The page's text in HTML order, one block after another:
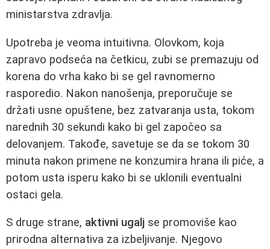
ministarstva zdravlja.
Upotreba je veoma intuitivna. Olovkom, koja
zapravo podseća na četkicu, zubi se premazuju od
korena do vrha kako bi se gel ravnomerno
rasporedio. Nakon nanošenja, preporučuje se
držati usne opuštene, bez zatvaranja usta, tokom
narednih 30 sekundi kako bi gel započeo sa
delovanjem. Takođe, savetuje se da se tokom 30
minuta nakon primene ne konzumira hrana ili piće, a
potom usta isperu kako bi se uklonili eventualni
ostaci gela.
S druge strane, aktivni ugalj se promoviše kao
prirodna alternativa za izbeljivanje. Njegovo